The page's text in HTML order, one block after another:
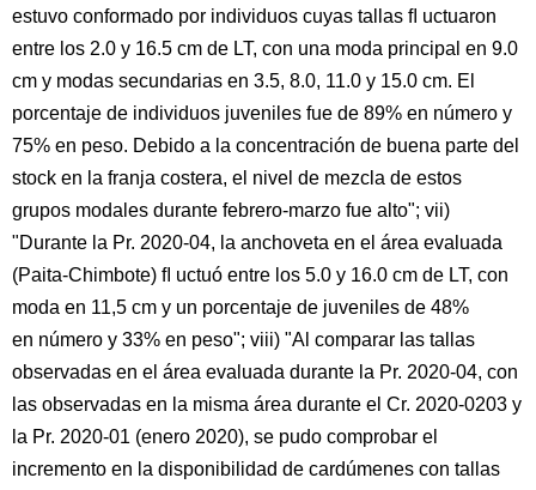
estuvo conformado por individuos cuyas tallas ﬂ uctuaron
entre los 2.0 y 16.5 cm de LT, con una moda principal en 9.0
cm y modas secundarias en 3.5, 8.0, 11.0 y 15.0 cm. El
porcentaje de individuos juveniles fue de 89% en número y
75% en peso. Debido a la concentración de buena parte del
stock en la franja costera, el nivel de mezcla de estos
grupos modales durante febrero-marzo fue alto"; vii)
"Durante la Pr. 2020-04, la anchoveta en el área evaluada
(Paita-Chimbote) ﬂ uctuó entre los 5.0 y 16.0 cm de LT, con
moda en 11,5 cm y un porcentaje de juveniles de 48%
en número y 33% en peso"; viii) "Al comparar las tallas
observadas en el área evaluada durante la Pr. 2020-04, con
las observadas en la misma área durante el Cr. 2020-0203 y
la Pr. 2020-01 (enero 2020), se pudo comprobar el
incremento en la disponibilidad de cardúmenes con tallas